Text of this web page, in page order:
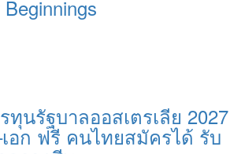
นรัฐบาลออสเตรเลีย 2027
อก ฟรี คนไทยสมัครได้ รับ